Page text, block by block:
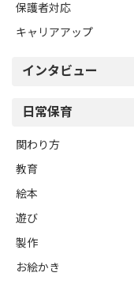
保護者対応
キャリアアップ
インタビュー
日常保育
関わり方
教育
絵本
遊び
製作
お絵かき